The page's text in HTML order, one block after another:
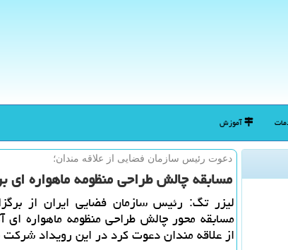
آموزش
دعوت رئیس سازمان فضایی از علاقه مندان؛
مسابقه چالش طراحی منظومه ماهواره ای
لیزر تگ: رئیس سازمان فضایی ایران از
مسابقه محور چالش طراحی منظومه ماهواره ای
از علاقه مندان دعوت كرد در این رویداد شركت